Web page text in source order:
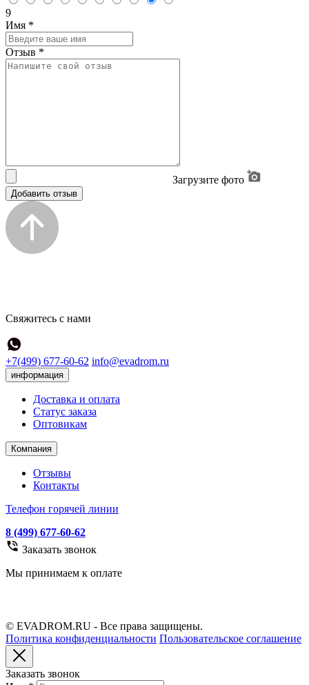
9
Имя *
Отзыв *
Загрузите фото
Добавить отзыв
Свяжитесь с нами
+7(499) 677-60-62 info@evadrom.ru
информация
Доставка и оплата
Статус заказа
Оптовикам
Компания
Отзывы
Контакты
Телефон горячей линии
8 (499) 677-60-62
Заказать звонок
Мы принимаем к оплате
© EVADROM.RU - Все права защищены.
Политика конфиденциальности Пользовательское соглашение
Заказать звонок